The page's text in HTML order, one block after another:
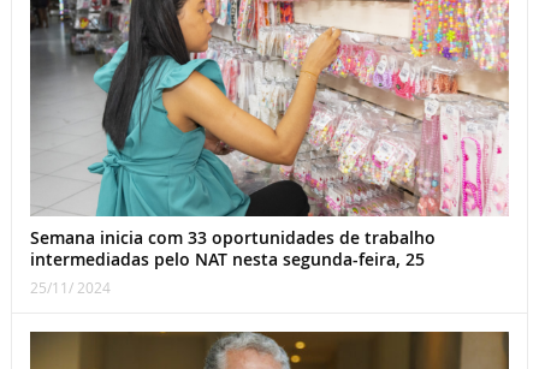
Semana inicia com 33 oportunidades de trabalho
intermediadas pelo NAT nesta segunda-feira, 25
25/11/ 2024